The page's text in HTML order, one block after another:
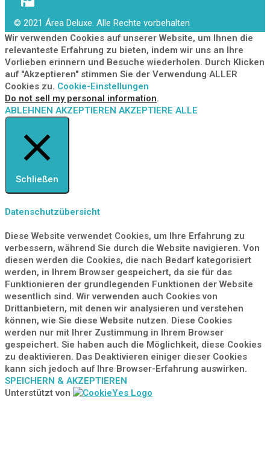
© 2021 Área Deluxe. Alle Rechte vorbehalten
Wir verwenden Cookies auf unserer Website, um Ihnen die
relevanteste Erfahrung zu bieten, indem wir uns an Ihre
Vorlieben erinnern und Besuche wiederholen. Durch Klicken
auf "Akzeptieren" stimmen Sie der Verwendung ALLER
Cookies zu. Cookie-Einstellungen
Do not sell my personal information.
ABLEHNEN AKZEPTIEREN AKZEPTIERE ALLE
Schließen
Datenschutzübersicht
Diese Website verwendet Cookies, um Ihre Erfahrung zu
verbessern, während Sie durch die Website navigieren. Von
diesen werden die Cookies, die nach Bedarf kategorisiert
werden, in Ihrem Browser gespeichert, da sie für das
Funktionieren der grundlegenden Funktionen der Website
wesentlich sind. Wir verwenden auch Cookies von
Drittanbietern, mit denen wir analysieren und verstehen
können, wie Sie diese Website nutzen. Diese Cookies
werden nur mit Ihrer Zustimmung in Ihrem Browser
gespeichert. Sie haben auch die Möglichkeit, diese Cookies
zu deaktivieren. Das Deaktivieren einiger dieser Cookies
kann sich jedoch auf Ihre Browser-Erfahrung auswirken.
SPEICHERN & AKZEPTIEREN
Unterstützt von